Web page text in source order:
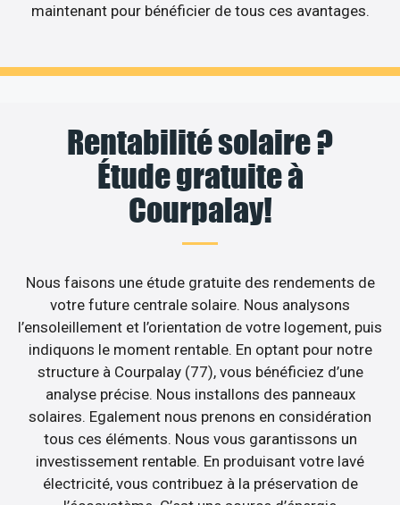
maintenant pour bénéficier de tous ces avantages.
Rentabilité solaire ?
Étude gratuite à
Courpalay!
Nous faisons une étude gratuite des rendements de
votre future centrale solaire. Nous analysons
l’ensoleillement et l’orientation de votre logement, puis
indiquons le moment rentable. En optant pour notre
structure à Courpalay (77), vous bénéficiez d’une
analyse précise. Nous installons des panneaux
solaires. Egalement nous prenons en considération
tous ces éléments. Nous vous garantissons un
investissement rentable. En produisant votre lavé
électricité, vous contribuez à la préservation de